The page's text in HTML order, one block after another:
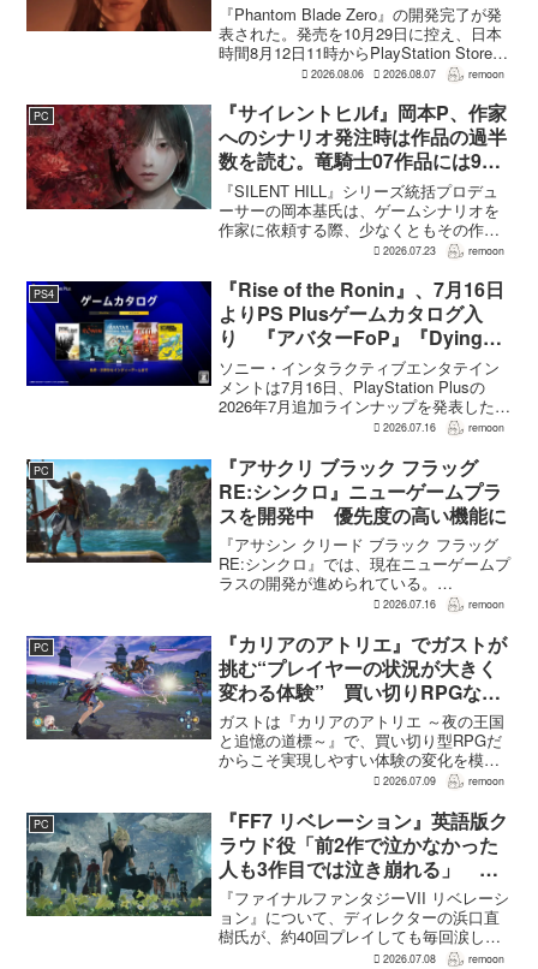
『Phantom Blade Zero』の開発完了が発
表された。発売を10月29日に控え、日本
時間8月12日11時からPlayStation Store、
Steam、Epic Games Storeで予約受付が
2026.08.06 2026.08.07 remoon
PC
『サイレントヒルf』岡本P、作家
へのシナリオ発注時は作品の過半
数を読む。竜騎士07作品には9割
以上目を通す
『SILENT HILL』シリーズ統括プロデュ
ーサーの岡本基氏は、ゲームシナリオを
作家に依頼する際、少なくともその作家
の作品の過半数に目を通すという。作家
たうえで物語を任せるためだ。電ファミ
ニコゲーマーが...
2026.07.23 remoon
PS4
『Rise of the Ronin』、7月16日
よりPS Plusゲームカタログ入
り 『アバターFoP』『Dying
Light』なども順次配信
ソニー・インタラクティブエンタテイン
メントは7月16日、PlayStation Plusの
2026年7月追加ラインナップを発表した。
幕末の日本を舞台とするTeam NINJAのオ
the Ron...
2026.07.16 remoon
PC
『アサクリ ブラック フラッグ
RE:シンクロ』ニューゲームプラ
スを開発中 優先度の高い機能に
『アサシン クリード ブラック フラッグ
RE:シンクロ』では、現在ニューゲームプ
ラスの開発が進められている。
GamesRadar+によると、ゲームディレク
JorRaptor氏による...
2026.07.16 remoon
PC
『カリアのアトリエ』でガストが
挑む“プレイヤーの状況が大きく
変わる体験” 買い切りRPGなら
ではの変化とは
ガストは『カリアのアトリエ ～夜の王国
と追憶の道標～』で、買い切り型RPGだ
からこそ実現しやすい体験の変化を模索
している。大型の運営型ゲームが継続的
かで、同社はキャラクターやビジュアル
の魅力だけでなく、ゲ...
2026.07.09 remoon
PC
『FF7 リベレーション』英語版ク
ラウド役「前2作で泣かなかった
人も3作目では泣き崩れる」 浜
口Dも約40回泣いたクラウドの重
要場面に言及
『ファイナルファンタジーVII リベレーシ
ョン』について、ディレクターの浜口直
樹氏が、約40回プレイしても毎回涙した
というクラウドの重要な場面について語
2026.07.08 remoon